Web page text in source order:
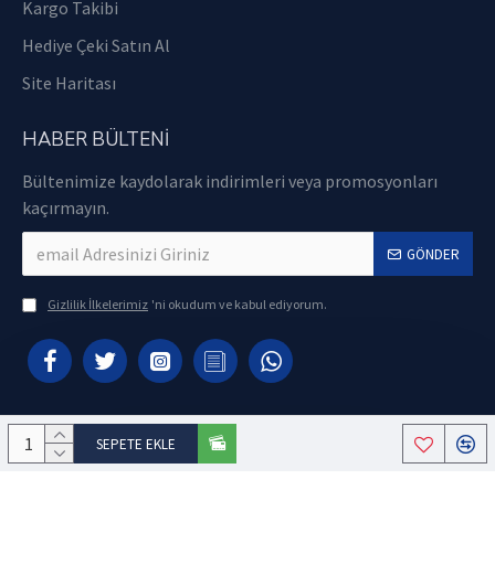
SEPETE EKLE
Kargo Takibi
Hediye Çeki Satın Al
Site Haritası
HABER BÜLTENI
Bültenimize kaydolarak indirimleri veya promosyonları
kaçırmayın.
GÖNDER
Gizlilik İlkelerimiz 'ni okudum ve kabul ediyorum.
Copyright © 2021, Ataman Yazılım - E-Ticaret Sistemleriyle Hazırlanmıştır.